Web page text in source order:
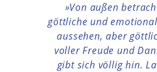
»Von außen
göttliche und
aussehen, aber
voller Freude und
gibt sich völlig hin.